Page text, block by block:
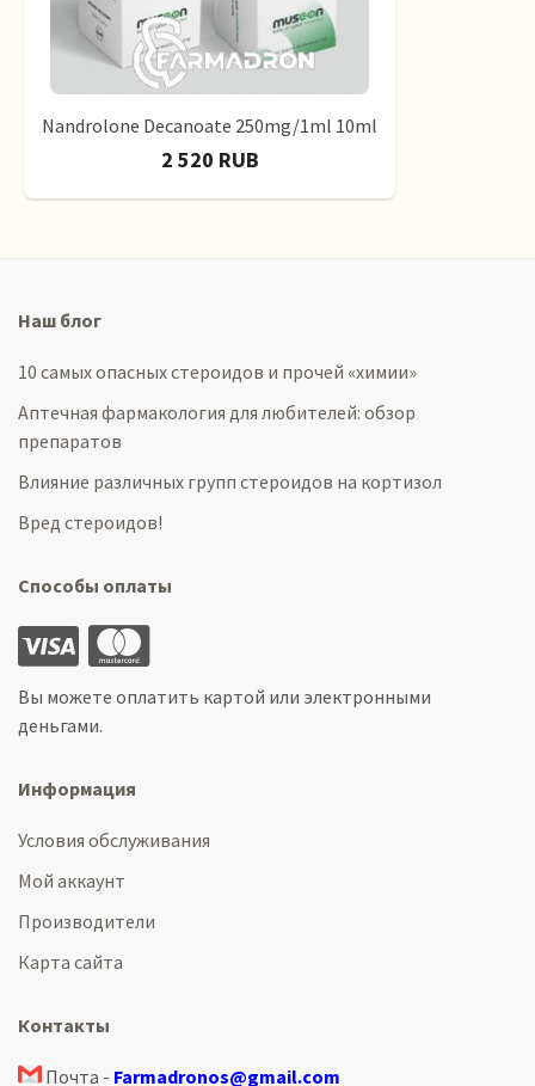
Nandrolone Decanoate 250mg/1ml 10ml
2 520 RUB
Наш блог
10 самых опасных стероидов и прочей «химии»
Аптечная фармакология для любителей: обзор
препаратов
Влияние различных групп стероидов на кортизол
Вред стероидов!
Способы оплаты
Вы можете оплатить картой или электронными
деньгами.
Информация
Условия обслуживания
Мой аккаунт
Производители
Карта сайта
Контакты
Почта - Farmadronos@gmail.com